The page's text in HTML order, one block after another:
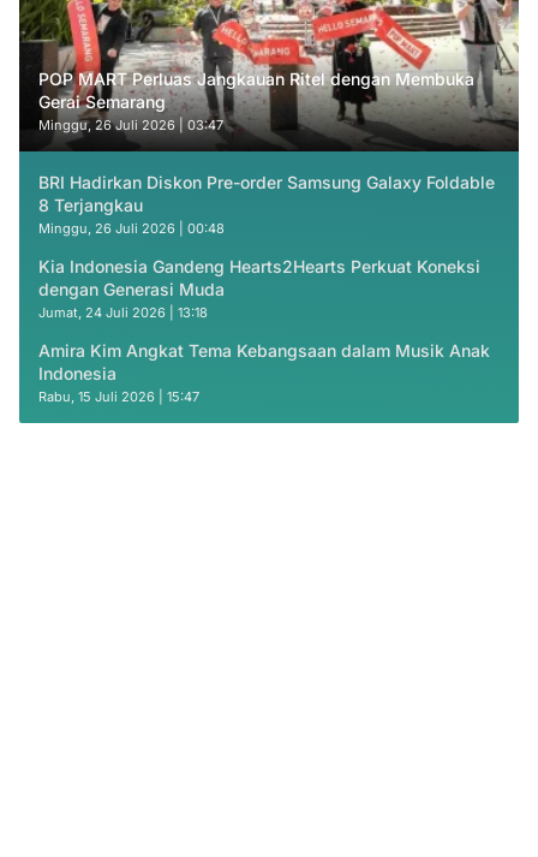
POP MART Perluas Jangkauan Ritel dengan Membuka
Gerai Semarang
Minggu, 26 Juli 2026 | 03:47
BRI Hadirkan Diskon Pre-order Samsung Galaxy Foldable
8 Terjangkau
Minggu, 26 Juli 2026 | 00:48
Kia Indonesia Gandeng Hearts2Hearts Perkuat Koneksi
dengan Generasi Muda
Jumat, 24 Juli 2026 | 13:18
Amira Kim Angkat Tema Kebangsaan dalam Musik Anak
Indonesia
Rabu, 15 Juli 2026 | 15:47